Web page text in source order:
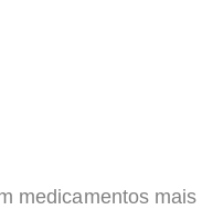
medicamentos